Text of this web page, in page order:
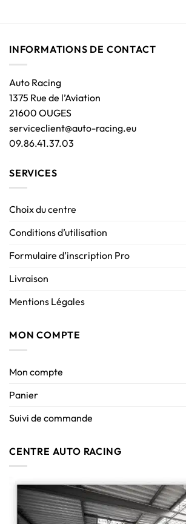
INFORMATIONS DE CONTACT
Auto Racing
1375 Rue de l’Aviation
21600 OUGES
serviceclient@auto-racing.eu
09.86.41.37.03
SERVICES
Choix du centre
Conditions d’utilisation
Formulaire d’inscription Pro
Livraison
Mentions Légales
MON COMPTE
Mon compte
Panier
Suivi de commande
CENTRE AUTO RACING